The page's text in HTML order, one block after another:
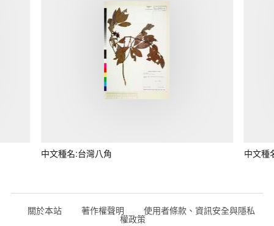
中文種名:台灣八角 中文種
關於本站 著作權聲明 使用者條款、資訊安全與隱私
權政策